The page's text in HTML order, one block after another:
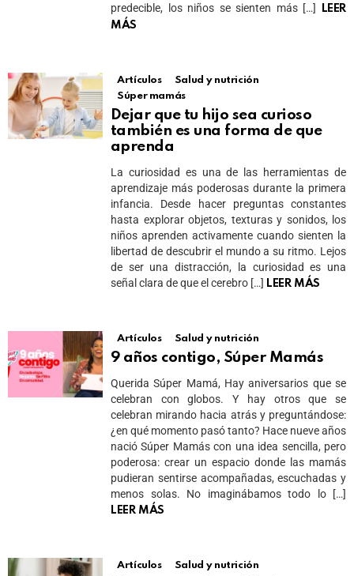
predecible, los niños se sienten más […]
LEER
MÁS
Artículos
Salud y nutrición
Súper mamás
Dejar que tu hijo sea curioso
también es una forma de que
aprenda
La curiosidad es una de las herramientas de
aprendizaje más poderosas durante la primera
infancia. Desde hacer preguntas constantes
hasta explorar objetos, texturas y sonidos, los
niños aprenden activamente cuando sienten la
libertad de descubrir el mundo a su ritmo. Lejos
de ser una distracción, la curiosidad es una
señal clara de que el cerebro […] LEER MÁS
Artículos Salud y nutrición
9 años contigo, Súper Mamás
Querida Súper Mamá, Hay aniversarios que se
celebran con globos. Y hay otros que se
celebran mirando hacia atrás y preguntándose:
¿en qué momento pasó tanto? Hace nueve años
nació Súper Mamás con una idea sencilla, pero
poderosa: crear un espacio donde las mamás
pudieran sentirse acompañadas, escuchadas y
menos solas. No imaginábamos todo lo […]
LEER MÁS
Artículos Salud y nutrición